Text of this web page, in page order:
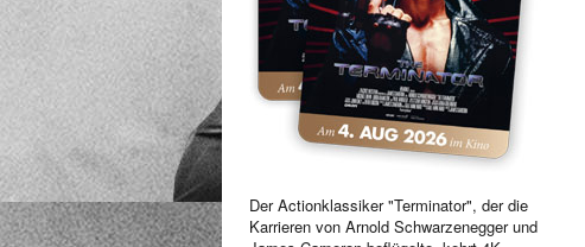
Der Actionklassiker "Terminator", der die
Karrieren von Arnold Schwarzenegger und